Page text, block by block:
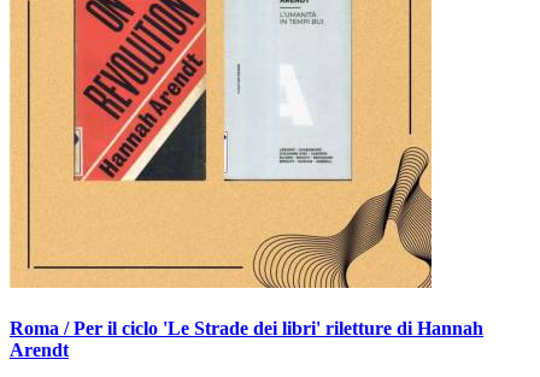
Roma / Per il ciclo 'Le Strade dei libri' riletture di Hannah
Arendt